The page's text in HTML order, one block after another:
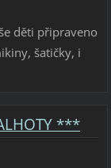
děti připraveno
šatičky, i
***